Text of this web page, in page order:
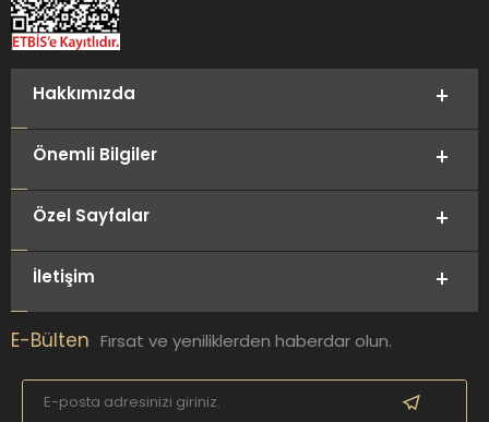
Hakkımızda
Önemli Bilgiler
Özel Sayfalar
İletişim
E-Bülten Fırsat ve yeniliklerden haberdar olun.